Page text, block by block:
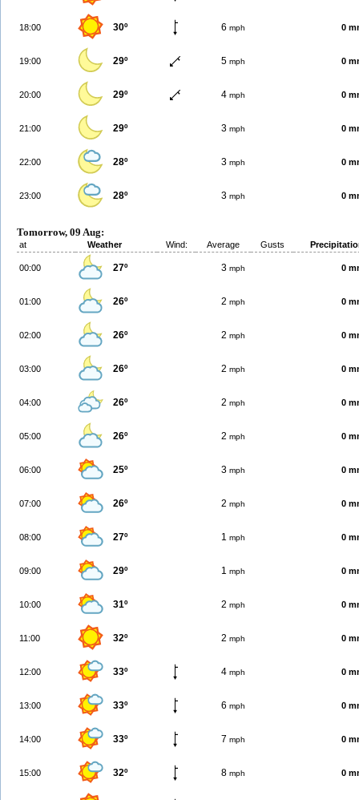
18:00 30º 6 mph 0
19:00 29º 5 mph 0
20:00 29º 4 mph 0
21:00 29º 3 mph 0
22:00 28º 3 mph 0
23:00 28º 3 mph 0
Tomorrow, 09 Aug:
at Weather Wind: Average Gusts
00:00 27º 3 mph 0
01:00 26º 2 mph 0
02:00 26º 2 mph 0
03:00 26º 2 mph 0
04:00 26º 2 mph 0
05:00 26º 2 mph 0
06:00 25º 3 mph 0
07:00 26º 2 mph 0
08:00 27º 1 mph 0
09:00 29º 1 mph 0
10:00 31º 2 mph 0
11:00 32º 2 mph 0
12:00 33º 4 mph 0
13:00 33º 6 mph 0
14:00 33º 7 mph 0
15:00 32º 8 mph 0